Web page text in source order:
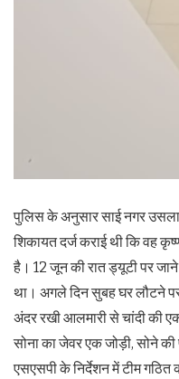
पुलिस के अनुसार साई नगर
शिकायत दर्ज कराई थी कि वह
है। 12 जून की रात ड्यूटी पर
था। अगले दिन सुबह घर लौटने
अंदर रखी आलमारी से चांदी की
सोना का जेवर एक जोड़ी, सोने
एसएसपी के निर्देशन में टीम